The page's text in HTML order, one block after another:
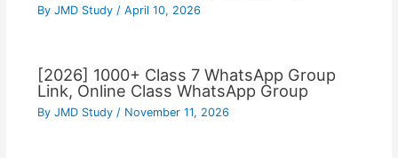
By JMD Study / April 10, 2026
[2026] 1000+ Class 7 WhatsApp Group
Link, Online Class WhatsApp Group
By JMD Study / November 11, 2026